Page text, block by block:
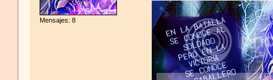
Mensajes: 8